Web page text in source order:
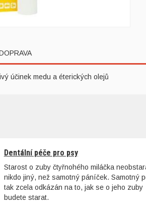
účinek medu a éterických olejů
Dentální péče pro psy
Starost o zuby čtyřnohého miláčka
nikdo jiný, než samotný páníček. Samotný
tak zcela odkázán na to, jak se o jeho zuby
budete starat.